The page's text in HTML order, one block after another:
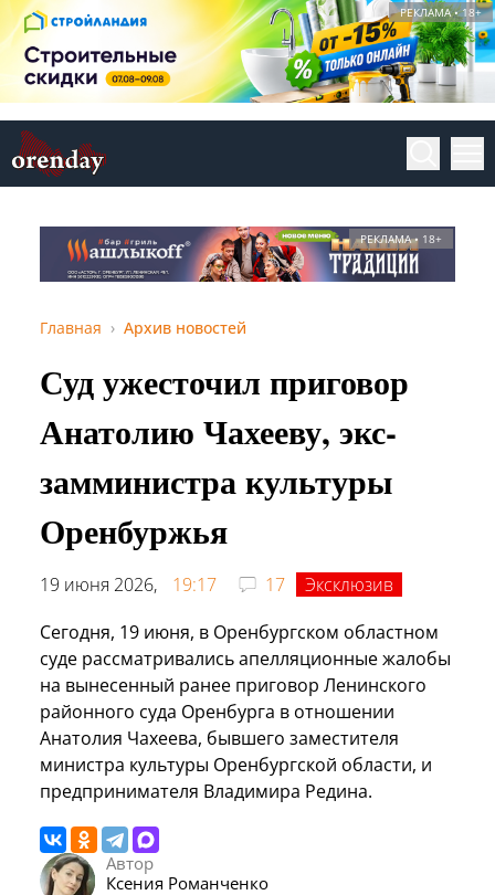
РЕКЛАМА • 18+
РЕКЛАМА • 18+
Главная Архив новостей
Суд ужесточил приговор
Анатолию Чахееву, экс-
замминистра культуры
Оренбуржья
19 июня 2026, 19:17 17
Эксклюзив
Сегодня, 19 июня, в Оренбургском областном
суде рассматривались апелляционные жалобы
на вынесенный ранее приговор Ленинского
районного суда Оренбурга в отношении
Анатолия Чахеева, бывшего заместителя
министра культуры Оренбургской области, и
предпринимателя Владимира Редина.
Автор
Ксения Романченко